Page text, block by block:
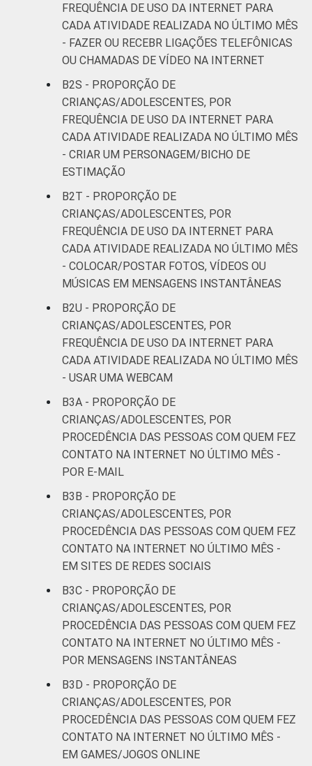
FREQUÊNCIA DE USO DA INTERNET PARA
CADA ATIVIDADE REALIZADA NO ÚLTIMO MÊS
- FAZER OU RECEBR LIGAÇÕES TELEFÔNICAS
OU CHAMADAS DE VÍDEO NA INTERNET
B2S - PROPORÇÃO DE
CRIANÇAS/ADOLESCENTES, POR
FREQUÊNCIA DE USO DA INTERNET PARA
CADA ATIVIDADE REALIZADA NO ÚLTIMO MÊS
- CRIAR UM PERSONAGEM/BICHO DE
ESTIMAÇÃO
B2T - PROPORÇÃO DE
CRIANÇAS/ADOLESCENTES, POR
FREQUÊNCIA DE USO DA INTERNET PARA
CADA ATIVIDADE REALIZADA NO ÚLTIMO MÊS
- COLOCAR/POSTAR FOTOS, VÍDEOS OU
MÚSICAS EM MENSAGENS INSTANTÂNEAS
B2U - PROPORÇÃO DE
CRIANÇAS/ADOLESCENTES, POR
FREQUÊNCIA DE USO DA INTERNET PARA
CADA ATIVIDADE REALIZADA NO ÚLTIMO MÊS
- USAR UMA WEBCAM
B3A - PROPORÇÃO DE
CRIANÇAS/ADOLESCENTES, POR
PROCEDÊNCIA DAS PESSOAS COM QUEM FEZ
CONTATO NA INTERNET NO ÚLTIMO MÊS -
POR E-MAIL
B3B - PROPORÇÃO DE
CRIANÇAS/ADOLESCENTES, POR
PROCEDÊNCIA DAS PESSOAS COM QUEM FEZ
CONTATO NA INTERNET NO ÚLTIMO MÊS -
EM SITES DE REDES SOCIAIS
B3C - PROPORÇÃO DE
CRIANÇAS/ADOLESCENTES, POR
PROCEDÊNCIA DAS PESSOAS COM QUEM FEZ
CONTATO NA INTERNET NO ÚLTIMO MÊS -
POR MENSAGENS INSTANTÂNEAS
B3D - PROPORÇÃO DE
CRIANÇAS/ADOLESCENTES, POR
PROCEDÊNCIA DAS PESSOAS COM QUEM FEZ
CONTATO NA INTERNET NO ÚLTIMO MÊS -
EM GAMES/JOGOS ONLINE